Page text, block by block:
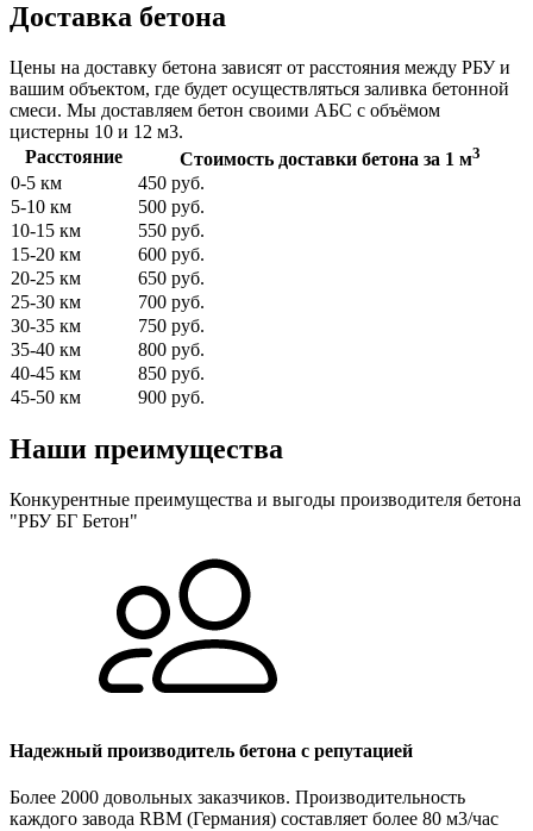
Доставка бетона
Цены на доставку бетона зависят от расстояния между РБУ и
вашим объектом, где будет осуществляться заливка бетонной
смеси. Мы доставляем бетон своими АБС с объёмом
цистерны 10 и 12 м3.
Расстояние
Стоимость доставки бетона за 1 м3
0-5 км
450 руб.
5-10 км
500 руб.
10-15 км
550 руб.
15-20 км
600 руб.
20-25 км
650 руб.
25-30 км
700 руб.
30-35 км
750 руб.
35-40 км
800 руб.
40-45 км
850 руб.
45-50 км
900 руб.
Наши преимущества
Конкурентные преимущества и выгоды производителя бетона
"РБУ БГ Бетон"
Надежный производитель бетона с репутацией
Более 2000 довольных заказчиков. Производительность
каждого завода RBM (Германия) составляет более 80 м3/час